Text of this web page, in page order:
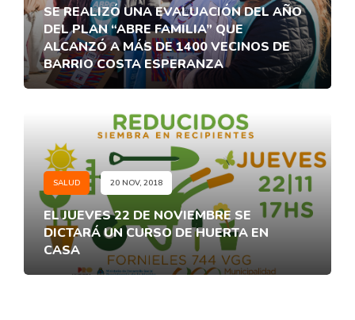
SE REALIZÓ UNA EVALUACIÓN DEL AÑO
DEL PLAN “ABRE FAMILIA” QUE
ALCANZÓ A MÁS DE 1400 VECINOS DE
BARRIO COSTA ESPERANZA
SALUD 20 NOV, 2018
EL JUEVES 22 DE NOVIEMBRE SE
DICTARÁ UN CURSO DE HUERTA EN
CASA